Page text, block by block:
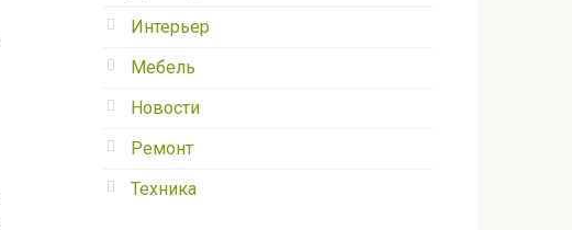
Интерьер
Мебель
Новости
Ремонт
Техника